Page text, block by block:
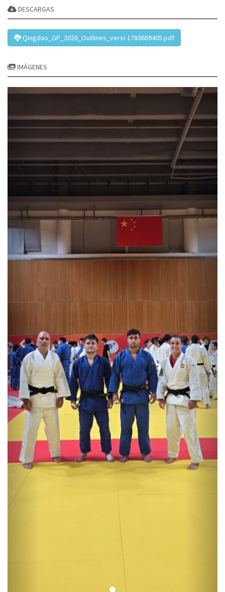
DESCARGAS
Qingdao_GP_2026_Outlines_versi-1780669405.pdf
IMÁGENES